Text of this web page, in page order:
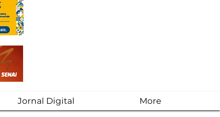
Jornal Digital More